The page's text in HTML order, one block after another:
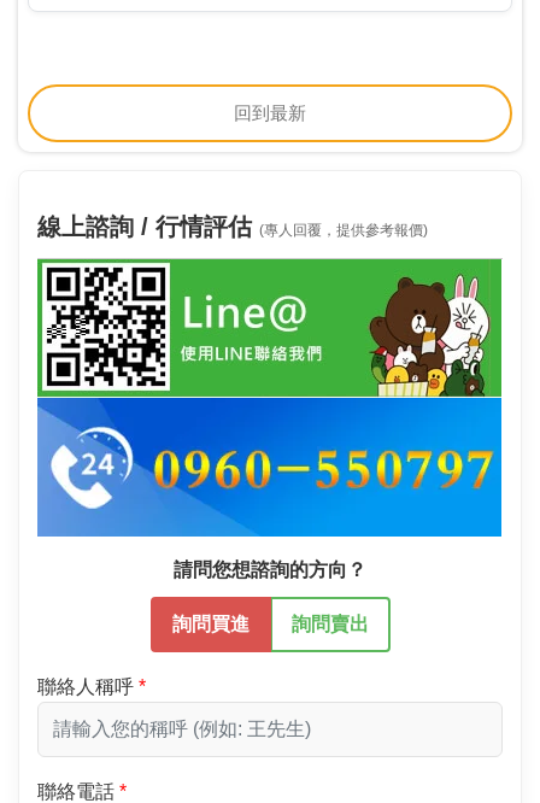
回到最新
線上諮詢 / 行情評估 (專人回覆，提供參考報價)
請問您想諮詢的方向？
詢問買進 詢問賣出
聯絡人稱呼
聯絡電話